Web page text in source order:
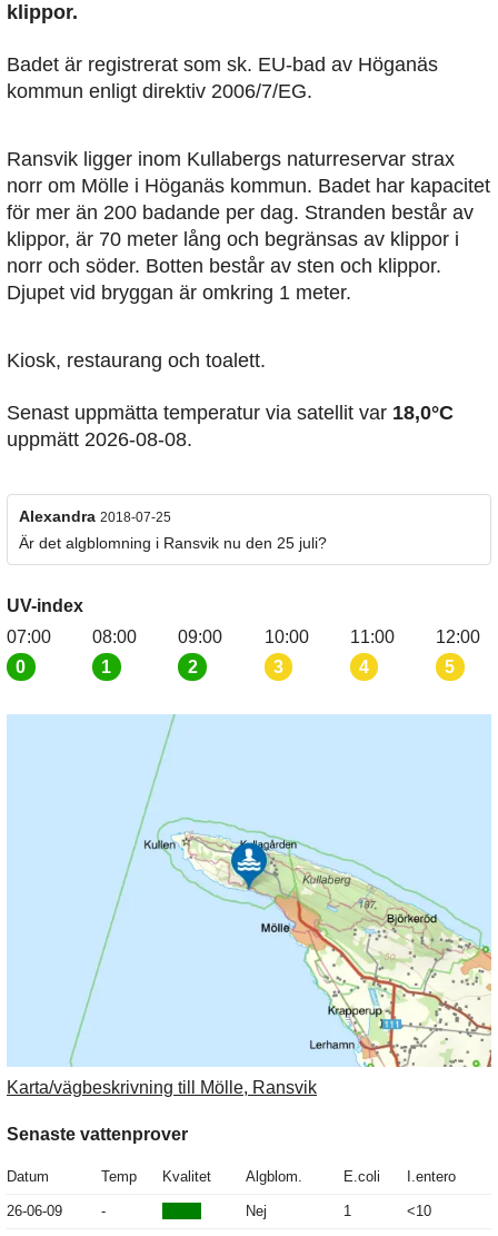
klippor.
Badet är registrerat som sk. EU-bad av Höganäs
kommun enligt direktiv 2006/7/EG.
Ransvik ligger inom Kullabergs naturreservar strax
norr om Mölle i Höganäs kommun. Badet har kapacitet
för mer än 200 badande per dag. Stranden består av
klippor, är 70 meter lång och begränsas av klippor i
norr och söder. Botten består av sten och klippor.
Djupet vid bryggan är omkring 1 meter.
Kiosk, restaurang och toalett.
Senast uppmätta temperatur via satellit var 18,0°C
uppmätt 2026-08-08.
Alexandra 2018-07-25
Är det algblomning i Ransvik nu den 25 juli?
UV-index
07:00
0
08:00
1
09:00
2
10:00
3
11:00
4
12:00
5
Karta/vägbeskrivning till Mölle, Ransvik
Senaste vattenprover
Datum Temp Kvalitet Algblom. E.coli I.entero
26-06-09 - Nej 1 <10